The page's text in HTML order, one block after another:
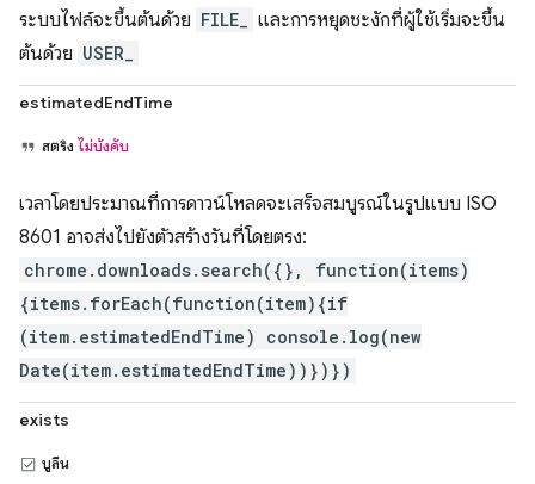
ระบบไฟล์จะขึ้นต้นด้วย FILE_
และการหยุดชะงักที่ผู้ใช้เริ่มจะขึ้น
ต้นด้วย USER_
estimatedEndTime
สตริง ไม่บังคับ
เวลาโดยประมาณที่การดาวน์โหลดจะเสร็จสมบูรณ์ในรูปแบบ ISO
8601 อาจส่งไปยังตัวสร้างวันที่โดยตรง:
chrome.downloads.search({}, function(items)
{items.forEach(function(item){if
(item.estimatedEndTime) console.log(new
Date(item.estimatedEndTime))})})
exists
บูลีน